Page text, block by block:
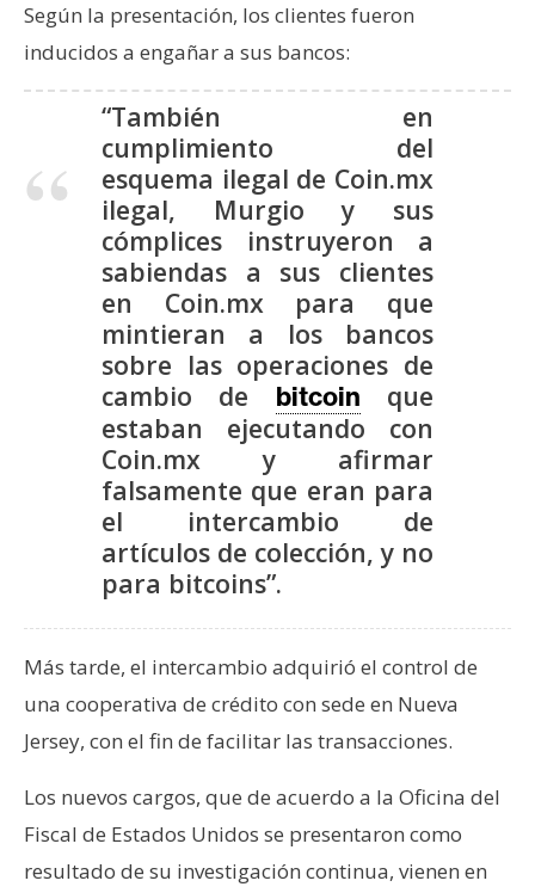
n
á
l
N
T
m
a
s
Según la presentación, los clientes fueron
inducidos a engañar a sus bancos:
“También en
cumplimiento del
esquema ilegal de Coin.mx
ilegal, Murgio y sus
cómplices instruyeron a
sabiendas a sus clientes
en Coin.mx para que
mintieran a los bancos
sobre las operaciones de
cambio de bitcoin que
estaban ejecutando con
Coin.mx y afirmar
falsamente que eran para
el intercambio de
artículos de colección, y no
para bitcoins”.
Más tarde, el intercambio adquirió el control de
una cooperativa de crédito con sede en Nueva
Jersey, con el fin de facilitar las transacciones.
Los nuevos cargos, que de acuerdo a la Oficina del
Fiscal de Estados Unidos se presentaron como
resultado de su investigación continua, vienen en